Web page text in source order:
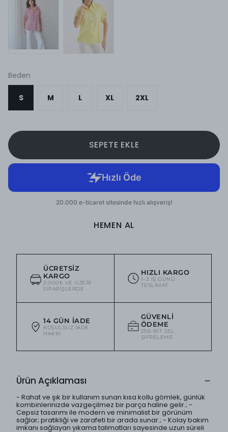
Beden
S M L XL 2XL
SEPETE EKLE
HEMEN AL
ÜCRETSIZ
KARGO
2.000₺ VE ÜZERI
SIPARIŞLERDE
HIZLI KARGO
1–3 IŞ GÜNÜ
TESLIMAT
14 GÜN İADE
KOŞULSUZ IADE
HAKKI
GÜVENLI
ÖDEME
256-BIT SSL
ŞIFRELEME
Ürün Açıklaması
- Rahat ve şık bir kullanım sunan kısa kollu gömlek, günlük
kombinlerinizde vazgeçilmez bir parça haline gelir.; -
Cepsiz tasarımı ile modern ve minimalist bir görünüm
sağlar; pratikliği ve zarafeti bir arada sunar.; - Kolay bakım
imkanı sağlayan yıkama talimatları sayesinde uzun süreli